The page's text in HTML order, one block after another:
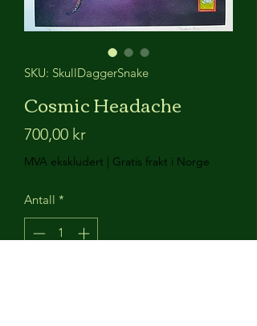
SKU: SkullDaggerSnake
Cosmic Headache
700,00 krPris
MVA ekskludert | Gratis frakt i Norge
Antall *